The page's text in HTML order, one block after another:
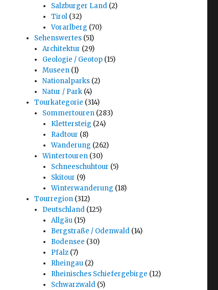
Salzburger Land(2)
Tirol(32)
Vorarlberg (70)
Sehenswertes (51)
Architektur (29)
Geologie / Geotop (15)
Museen (1)
Nationalparks (2)
Natur / Park (4)
Tourkategorie (314)
Sommertouren (283)
Klettersteig (24)
Radtour (8)
Wanderung (262)
Wintertouren (30)
Schneeschuhtour (5)
Skitour (9)
Winterwanderung (18)
Tourregion (312)
Deutschland (125)
Allgäu(15)
Bergstraße / Odenwald(14)
Bodensee (30)
Pfalz(7)
Rheingau(2)
Rheinisches Schiefergebirge (12)
Schwarzwald(5)